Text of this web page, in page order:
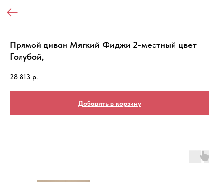
Прямой диван Мягкий Фиджи 2-местный цвет
Голубой,
28 813 р.
Добавить в корзину